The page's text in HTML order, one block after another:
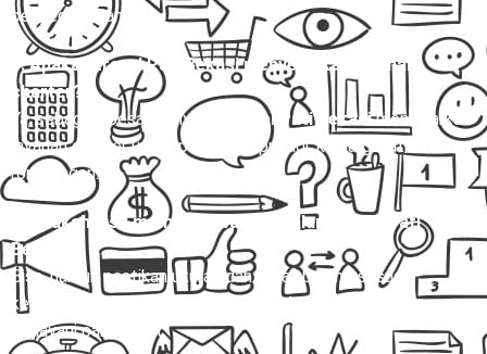
penyedia layanan.
7. Apakah travel Pati Bekasi menyediakan layanan
charter?
Ya, sebagian besar penyedia
travel Pati Bekasimenawarkan
layanan charter untuk perjalanan pribadi, keluarga, atau
rombongan.
8. Apakah bisa membawa barang dalam travel Pati
Bekasi?
Bisa, namun pastikan ukuran dan berat barang sesuai
ketentuan. Beberapa operator
travel Pati Bekasi
juga
melayani paket kilat.